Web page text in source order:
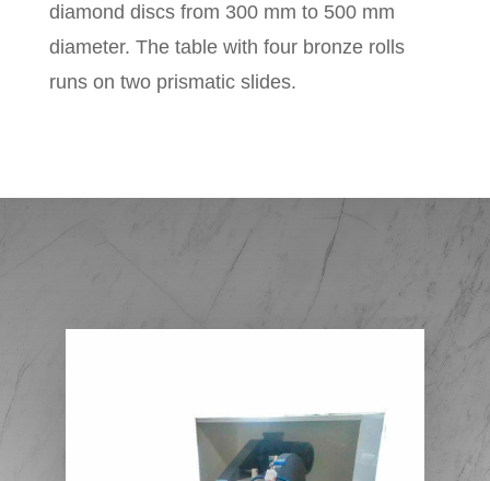
diamond discs from 300 mm to 500 mm
diameter. The table with four bronze rolls
runs on two prismatic slides.